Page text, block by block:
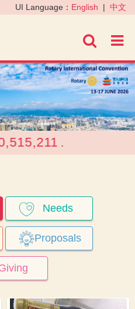
進階
UI Language： English | 中文
›
.
Needs
Proposals